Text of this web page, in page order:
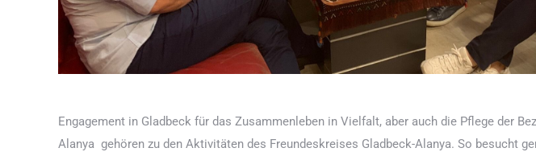
Engagement in Gladbeck für das Zusammenleben in Vielfalt, aber auch die Pflege der
Alanya gehören zu den Aktivitäten des Freundeskreises Gladbeck-Alanya. So besucht